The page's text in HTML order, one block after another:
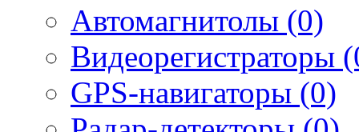
Автомагнитолы (0)
Видеорегистраторы
GPS-навигаторы (0)